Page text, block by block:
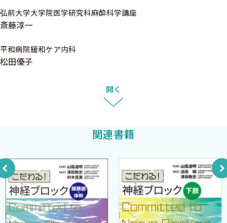
とを願っています．
令和6年4月10日
教科書編集委員会一同
3．消化器系・腎臓の変化〈渡邉美貴〉
4．血液系の変化〈渡邉美貴〉
【胎盤の生理学】
6．胎盤〈望月純子〉
3．麻酔科医による分娩前評価〈坂本三樹 長谷川潤一〉
5．胎児治療の麻酔管理〈盤井多美子〉
3. 胎児の評価と治療
【分娩中の母体評価と治療】
1．正常な分娩経過の知識〈柿ヶ野藍子〉
2．異常な分娩経過への対応〈牧野真太郎〉
弘前大学大学院医学研究科麻酔科学講座
斎藤淳一
平和病院緩和ケア内科
松田優子
開く
関連書籍